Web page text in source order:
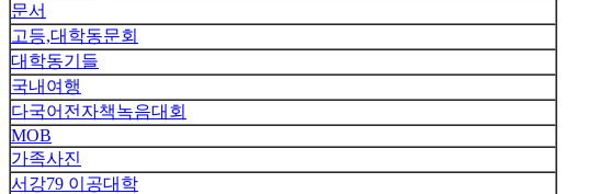
문서
고등,대학동문회
대학동기들
국내여행
다국어전자책녹음대회
MOB
가족사진
서강79 이공대학